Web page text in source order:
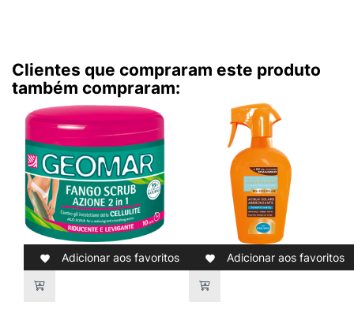
Clientes que compraram este produto
também compraram:
 Adicionar aos favoritos  Adicionar aos favoritos